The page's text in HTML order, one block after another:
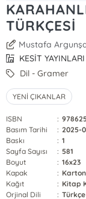
TÜRKÇESİ
Mustafa
KESİT YAYINLARI
Dil - Gramer
YENİ ÇIKANLAR
ISBN :
Basım Tarihi
: 2025-
Baskı
: 1
Sayfa Sayısı
: 581
Boyut
: 16x23
Kapak
: Karton
Kağıt
: Kitap
Orjinal Dili
: Türkçe